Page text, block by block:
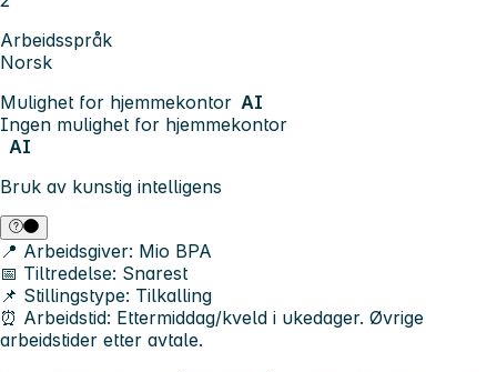
Arbeidsspråk
Norsk
Mulighet for hjemmekontor AI
Ingen mulighet for hjemmekontor
AI
Bruk av kunstig intelligens
📍 Arbeidsgiver: Mio BPA
📅 Tiltredelse: Snarest
📌 Stillingstype: Tilkalling
⏰ Arbeidstid: Ettermiddag/kveld i ukedager. Øvrige
arbeidstider etter avtale.